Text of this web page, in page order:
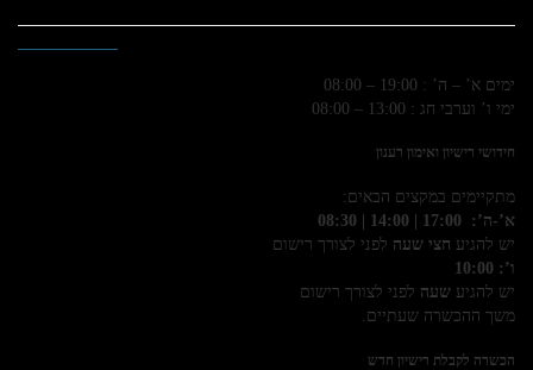
ימים א’ – ה’ : 19:00 – 08:00
ימי ו’ וערבי חג : 13:00 – 08:00
חידושי רישיון ואימון רענון
מתקיימים במקצים הבאים:
א’-ה’: 17:00 | 14:00 | 08:30
יש להגיע חצי שעה לפני לצורך רישום
ו’: 10:00
יש להגיע שעה לפני לצורך רישום
משך ההכשרה שעתיים.
הכשרה לקבלת רישיון חדש